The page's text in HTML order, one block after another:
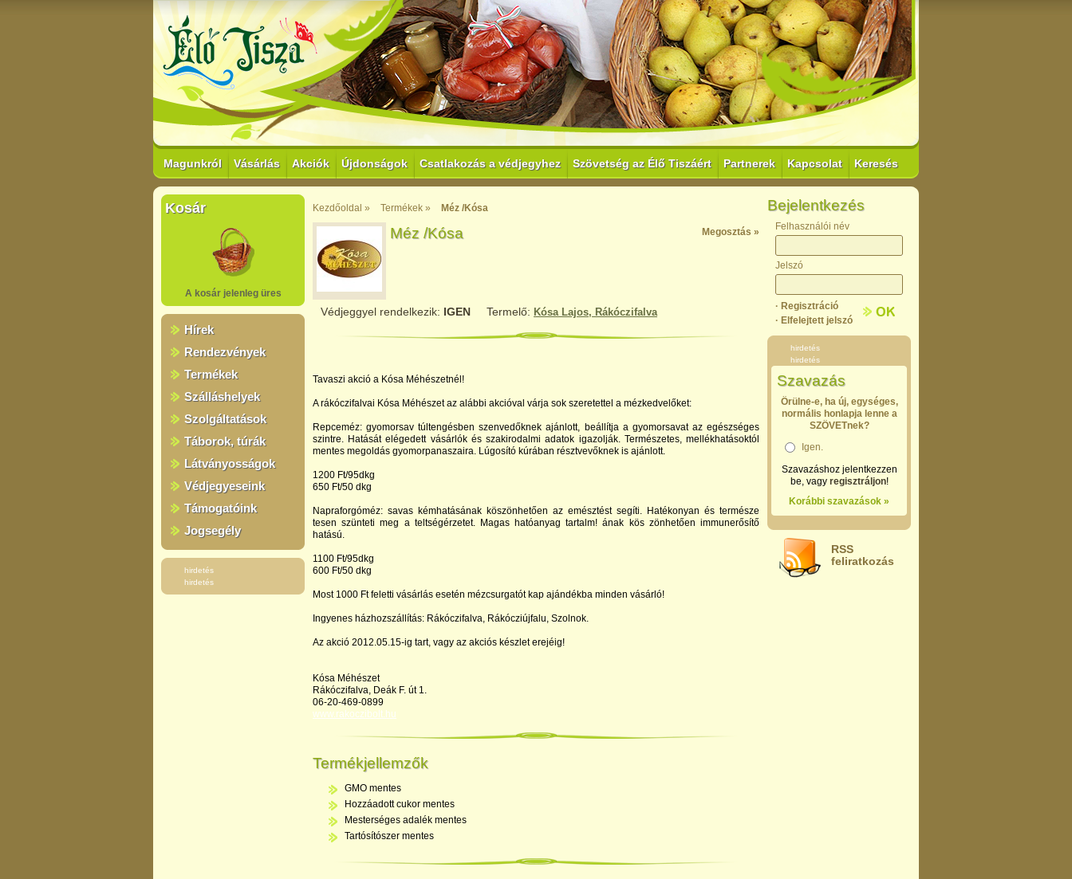
Magunkról Vásárlás Akciók Újdonságok Csatlakozás a védjegyhez Szövetség az Élő Tiszáért Partnerek Kapcsolat Keresés
Kosár
A kosár jelenleg üres
Hírek
Rendezvények
Termékek
Szálláshelyek
Szolgáltatások
Táborok, túrák
Látványosságok
Védjegyeseink
Támogatóink
Jogsegély
hirdetés
hirdetés
Kezdőoldal » Termékek » Méz /Kósa
Megosztás »
Méz /Kósa
Védjeggyel rendelkezik: IGEN Termelő: Kósa Lajos, Rákóczifalva
Tavaszi akció a Kósa Méhészetnél!
A rákóczifalvai Kósa Méhészet az alábbi akcióval várja sok szeretettel a mézkedvelőket:
Repceméz: gyomorsav túltengésben szenvedőknek ajánlott, beállítja a gyomorsavat az egészséges
szintre. Hatását elégedett vásárlók és szakirodalmi adatok igazolják. Természetes, mellékhatásoktól
mentes megoldás gyomorpanaszaira. Lúgosító kúrában résztvevőknek is ajánlott.
1200 Ft/95dkg
650 Ft/50 dkg
Napraforgóméz: savas kémhatásának köszönhetően az emésztést segíti. Hatékonyan és természe
tesen szünteti meg a teltségérzetet. Magas hatóanyag tartalm! ának kös zönhetően immunerősítő
hatású.
1100 Ft/95dkg
600 Ft/50 dkg
Most 1000 Ft feletti vásárlás esetén mézcsurgatót kap ajándékba minden vásárló!
Ingyenes házhozszállítás: Rákóczifalva, Rákócziújfalu, Szolnok.
Az akció 2012.05.15-ig tart, vagy az akciós készlet erejéig!
Kósa Méhészet
Rákóczifalva, Deák F. út 1.
06-20-469-0899
www.rakoczibolt.hu
Termékjellemzők
GMO mentes
Hozzáadott cukor mentes
Mesterséges adalék mentes
Tartósítószer mentes
Bejelentkezés
Felhasználói név
Jelszó
· Regisztráció
· Elfelejtett jelszó
hirdetés
hirdetés
Szavazás
Örülne-e, ha új, egységes,
normális honlapja lenne a
SZÖVETnek?
Igen.
Szavazáshoz jelentkezzen
be, vagy regisztráljon!
Korábbi szavazások »
RSS
feliratkozás